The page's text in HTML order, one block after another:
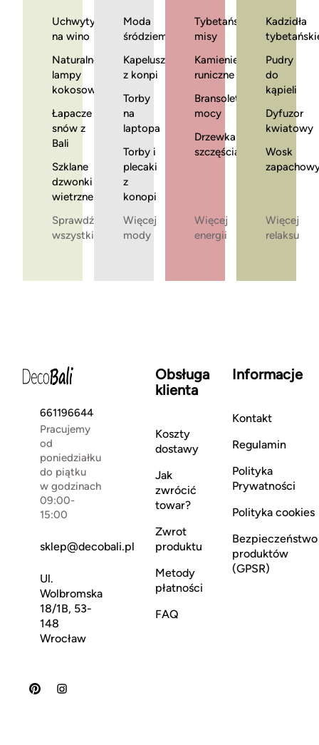
Uchwyty
na wino
Naturalne
lampy
kokosowe
Łapacze
snów z
Bali
Szklane
dzwonki
wietrzne
Sprawdź
wszystkie
Moda
śródziemnomorska
Kapelusze
z konpi
Torby
na
laptopa
Torby i
plecaki
z
konopi
Więcej
mody
Tybetańskie
misy
Kamienie
runiczne
Bransoletki
mocy
Drzewka
szczęścia
Więcej
energii
Kadzidła
Pudry
do
kąpieli
Dyfuzor
kwiatowy
Wosk
Więcej
relaksu
661196644
Pracujemy
od
poniedziałku
do piątku
w godzinach
09:00-
15:00
sklep@decobali.pl
Ul.
Wolbromska
18/1B, 53-
148
Wrocław
Obsługa
klienta
Koszty
dostawy
Jak
zwrócić
towar?
Zwrot
produktu
Metody
płatności
FAQ
Informacje
Kontakt
Regulamin
Polityka
Prywatności
Polityka cookies
Bezpieczeństwo
produktów
(GPSR)